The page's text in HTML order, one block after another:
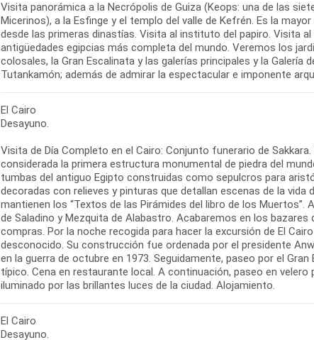
Visita panorámica a la Necrópolis de Guiza (Keops: una de las
Micerinos), a la Esfinge y el templo del valle de Kefrén. Es la
desde las primeras dinastías. Visita al instituto del papiro. Visita
antigüedades egipcias más completa del mundo. Veremos los
colosales, la Gran Escalinata y las galerías principales y la
Tutankamón; además de admirar la espectacular e imponente
El Cairo
Desayuno.
Visita de Día Completo en el Cairo: Conjunto funerario de
considerada la primera estructura monumental de piedra del
tumbas del antiguo Egipto construidas como sepulcros para
decoradas con relieves y pinturas que detallan escenas de la vida
mantienen los “Textos de las Pirámides del libro de los
de Saladino y Mezquita de Alabastro. Acabaremos en los
compras. Por la noche recogida para hacer la excursión de El
desconocido. Su construcción fue ordenada por el presidente
en la guerra de octubre en 1973. Seguidamente, paseo por el
típico. Cena en restaurante local. A continuación, paseo en
iluminado por las brillantes luces de la ciudad. Alojamiento.
El Cairo
Desayuno.